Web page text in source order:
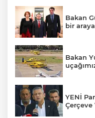
Bakan
bir
Bakan
YENİ
Çerçeve